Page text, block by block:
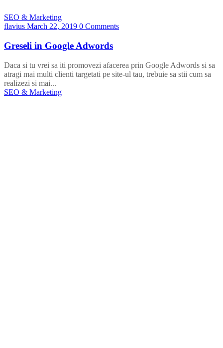
SEO & Marketing
flavius March 22, 2019 0 Comments
Greseli in Google Adwords
Daca si tu vrei sa iti promovezi afacerea prin Google Adwords si sa
atragi mai multi clienti targetati pe site-ul tau, trebuie sa stii cum sa
realizezi si mai...
SEO & Marketing